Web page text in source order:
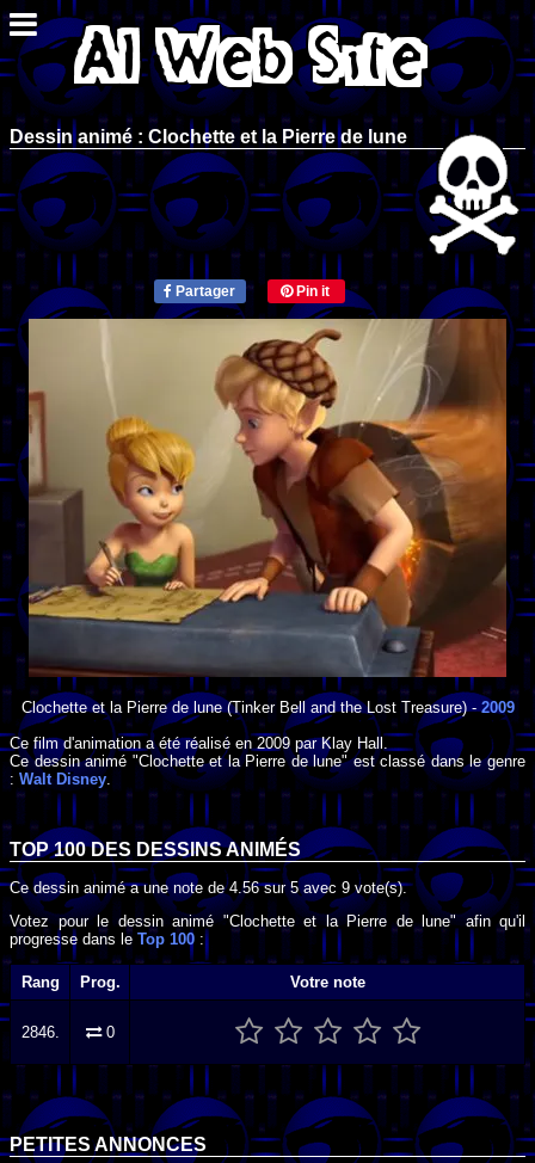
Dessin animé : Clochette et la Pierre de lune
Partager Pin it
Clochette et la Pierre de lune(Tinker Bell and the Lost Treasure) -2009
Ce film d'animation a été réalisé en 2009 parKlay Hall
Ce dessin animé "Clochette et la Pierre de lune" est classé dans le genre
: Walt Disney
TOP 100 DES DESSINS ANIMÉS
Ce dessin animé a une note de4.56sur5avec 9 vote(s).
Votez pour le dessin animé "Clochette et la Pierre de lune" afin qu'il
progresse dans le Top 100 :
Rang Prog. Votre note
2846. 0
PETITES ANNONCES